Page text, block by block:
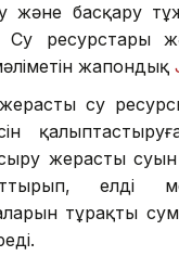
және басқару
Су ресурстары
жапондық
су
жерасты
елді
тұрақты